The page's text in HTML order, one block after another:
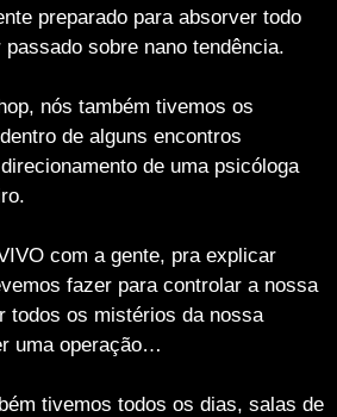
preparado para absorver todo
sobre nano tendência.
nós também tivemos os
de alguns encontros
de uma psicóloga
com a gente, pra explicar
fazer para controlar a nossa
todos os mistérios da nossa
uma operação…
tivemos todos os dias, salas de